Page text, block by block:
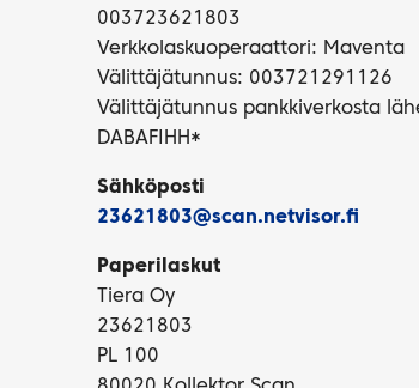
003723621803
Verkkolaskuoperaattori: Maventa
Välittäjätunnus: 003721291126
Välittäjätunnus pankkiverkosta
DABAFIHH*
Sähköposti
23621803@scan.netvisor.fi
Paperilaskut
Tiera Oy
23621803
PL 100